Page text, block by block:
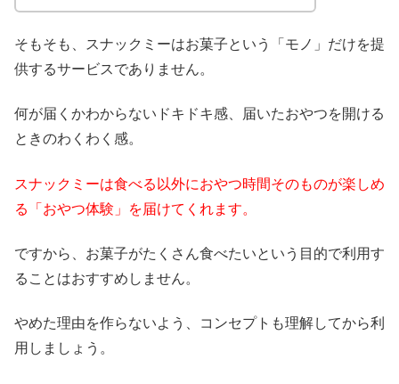
そもそも、スナックミーはお菓子という「モノ」だけを提
供するサービスでありません。
何が届くかわからないドキドキ感、届いたおやつを開ける
ときのわくわく感。
スナックミーは食べる以外におやつ時間そのものが楽しめ
る「おやつ体験」を届けてくれます。
ですから、お菓子がたくさん食べたいという目的で利用す
ることはおすすめしません。
やめた理由を作らないよう、コンセプトも理解してから利
用しましょう。